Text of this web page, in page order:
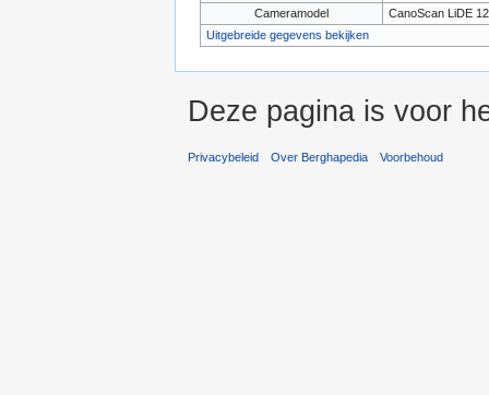
Cameramodel
CanoScan LiDE
Uitgebreide gegevens bekijken
Deze pagina is voor
Privacybeleid Over Berghapedia Voorbehoud